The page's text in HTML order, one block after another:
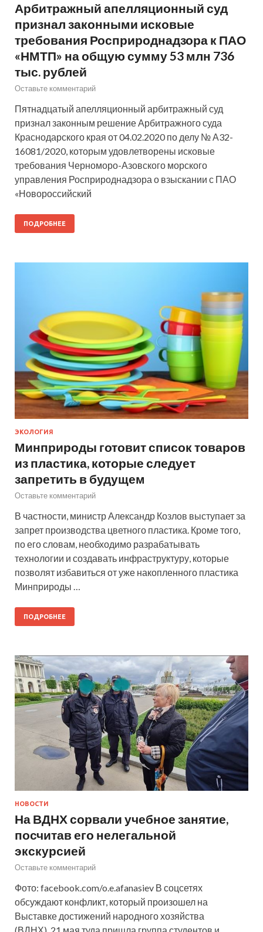
Арбитражный апелляционный суд
признал законными исковые
требования Росприроднадзора к ПАО
«НМТП» на общую сумму 53 млн 736
тыс. рублей
Оставьте комментарий
Пятнадцатый апелляционный арбитражный суд
признал законным решение Арбитражного суда
Краснодарского края от 04.02.2020 по делу № А32-
16081/2020, которым удовлетворены исковые
требования Черноморо-Азовского морского
управления Росприроднадзора о взыскании с ПАО
«Новороссийский
ПОДРОБНЕЕ
ЭКОЛОГИЯ
Минприроды готовит список товаров
из пластика, которые следует
запретить в будущем
Оставьте комментарий
В частности, министр Александр Козлов выступает за
запрет производства цветного пластика. Кроме того,
по его словам, необходимо разрабатывать
технологии и создавать инфраструктуру, которые
позволят избавиться от уже накопленного пластика
Минприроды …
ПОДРОБНЕЕ
НОВОСТИ
На ВДНХ сорвали учебное занятие,
посчитав его нелегальной
экскурсией
Оставьте комментарий
Фото: facebook.com/o.e.afanasiev В соцсетях
обсуждают конфликт, который произошел на
Выставке достижений народного хозяйства